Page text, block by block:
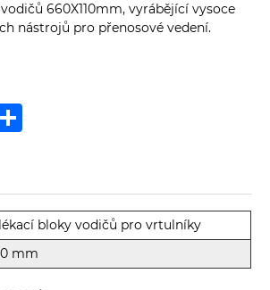
660X110mm, vyrábějící vysoce
nástrojů pro přenosové vedení.
Share
bloky vodičů pro vrtulníky
mm